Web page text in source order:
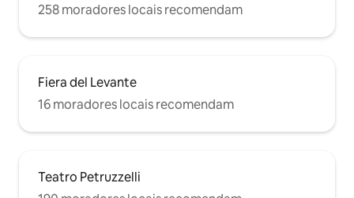
258 moradores locais recomendam
Fiera del Levante
16 moradores locais recomendam
Teatro Petruzzelli